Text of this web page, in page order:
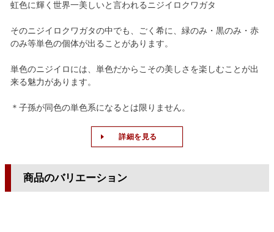
虹色に輝く世界一美しいと言われるニジイロクワガタ
そのニジイロクワガタの中でも、ごく希に、緑のみ・黒のみ・赤
のみ等単色の個体が出ることがあります。
単色のニジイロには、単色だからこその美しさを楽しむことが出
来る魅力があります。
＊子孫が同色の単色系になるとは限りません。
詳細を見る
商品のバリエーション